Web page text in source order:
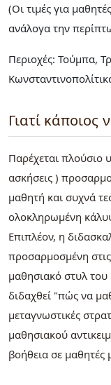
(Οι τιμές για
ανάλογα την
Περιοχές: Τούμπα,
Γιατί κάποιος
Παρέχεται πλούσιο
ασκήσεις )
μαθητή και συχνά
ολοκληρωμένη
Επιπλέον, η
προσαρμοσμένη
μαθησιακό στυλ
διδαχθεί "πώς να
μεταγνωστικές
μαθησιακού
βοήθεια σε μαθητές